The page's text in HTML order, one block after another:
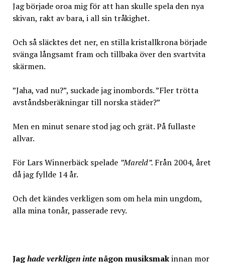
Jag började oroa mig för att han skulle spela den nya
skivan, rakt av bara, i all sin tråkighet.
Och så släcktes det ner, en stilla kristallkrona började
svänga långsamt fram och tillbaka över den svartvita
skärmen.
”Jaha, vad nu?”, suckade jag inombords. ”Fler trötta
avståndsberäkningar till norska städer?”
Men en minut senare stod jag och grät. På fullaste
allvar.
För Lars Winnerbäck spelade ”Mareld”. Från 2004, året
då jag fyllde 14 år.
Och det kändes verkligen som om hela min ungdom,
alla mina tonår, passerade revy.
Jaghade verkligen intenågon musiksmakinnan mor